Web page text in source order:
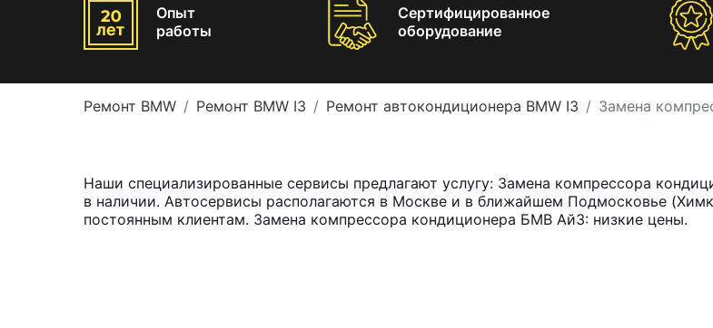
Опыт
работы
Сертифицированное
оборудование
Ремонт BMW Ремонт BMW I3 Ремонт автокондиционера BMW I3 Замена
Наши специализированные сервисы предлагают услугу: Замена компрессора
в наличии. Автосервисы располагаются в Москве и в ближайшем Подмосковье
постоянным клиентам. Замена компрессора кондиционера БМВ Ай3: низкие цены.